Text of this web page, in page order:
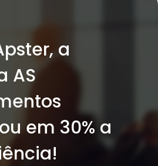
a
AS
em 30% a